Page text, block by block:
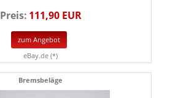
Preis: 111,90 EUR
zum Angebot
eBay.de (*)
Bremsbeläge